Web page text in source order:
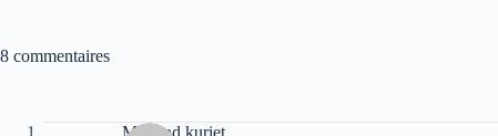
8 commentaires
Muhend kuriet